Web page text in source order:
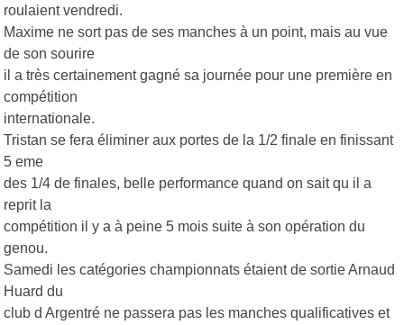
roulaient vendredi.
Maxime ne sort pas de ses manches à un point, mais au vue
de son sourire
il a très certainement gagné sa journée pour une première en
compétition
internationale.
Tristan se fera éliminer aux portes de la 1/2 finale en finissant
5 eme
des 1/4 de finales, belle performance quand on sait qu il a
reprit la
compétition il y a à peine 5 mois suite à son opération du
genou.
Samedi les catégories championnats étaient de sortie Arnaud
Huard du
club d Argentré ne passera pas les manches qualificatives et